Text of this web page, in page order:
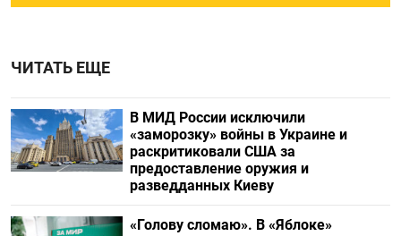
ЧИТАТЬ ЕЩЕ
В МИД России исключили
«заморозку» войны в Украине и
раскритиковали США за
предоставление оружия и
разведданных Киеву
«Голову сломаю». В «Яблоке»